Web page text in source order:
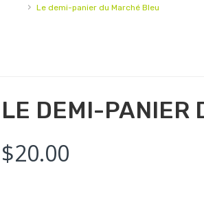
› Le demi-panier du Marché Bleu
LE DEMI-PANIER
$20.00